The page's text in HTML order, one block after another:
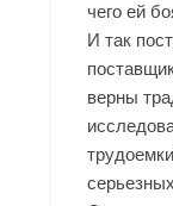
чего ей
И так
верны